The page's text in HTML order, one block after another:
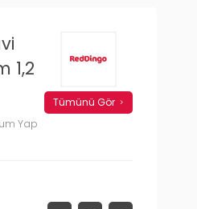
1,2
Yap
Tümünü Gör